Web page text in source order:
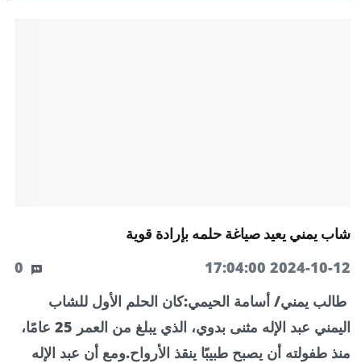
شاب يمني يعيد صياغة حلمه بإرادة قوية
2024-10-12 17:04:00
طالب يمني/ أسامة الحيمي:كان الحلم الأول للشاب
اليمني عبد الإله مثنى بدوي، الذي يبلغ من العمر 25 عامًا،
منذ طفولته أن يصبح طبيبًا ينقذ الأرواح.ومع أن عبد الإله